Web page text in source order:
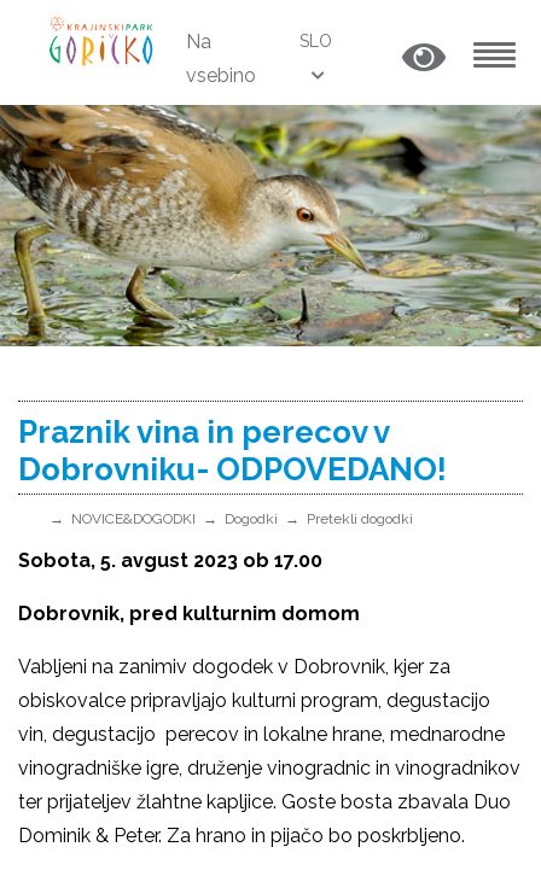
Na
vsebino
SLO
Praznik vina in perecov v
Dobrovniku- ODPOVEDANO!
NOVICE&DOGODKI Dogodki Pretekli dogodki
Sobota, 5. avgust 2023 ob 17.00
Dobrovnik, pred kulturnim domom
Vabljeni na zanimiv dogodek v Dobrovnik, kjer za
obiskovalce pripravljajo kulturni program, degustacijo
vin, degustacijo perecov in lokalne hrane, mednarodne
vinogradniške igre, druženje vinogradnic in vinogradnikov
ter prijateljev žlahtne kapljice. Goste bosta zbavala Duo
Dominik & Peter. Za hrano in pijačo bo poskrbljeno.